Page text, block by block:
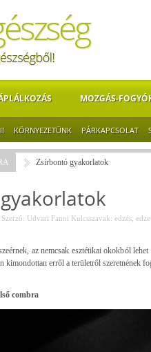
MOZGÁS-
KÖRNYEZETÜNK PÁRKAPCSOLAT
Zsírbontó gyakorlatok
Szerző: Udvari Fanni Kulcsszavak: edzés,
az nemcsak esztétikai okokból
kimondottan erről a területről szeretnének
combra